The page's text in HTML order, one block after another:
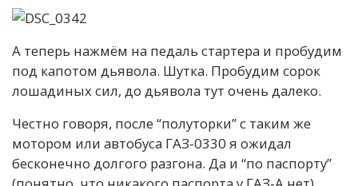
А теперь нажмём на педаль стартера и пробудим
под капотом дьявола. Шутка. Пробудим сорок
лошадиных сил, до дьявола тут очень далеко.
Честно говоря, после “полуторки” с таким же
мотором или автобуса ГАЗ-0330 я ожидал
бесконечно долгого разгона. Да и “по паспорту”